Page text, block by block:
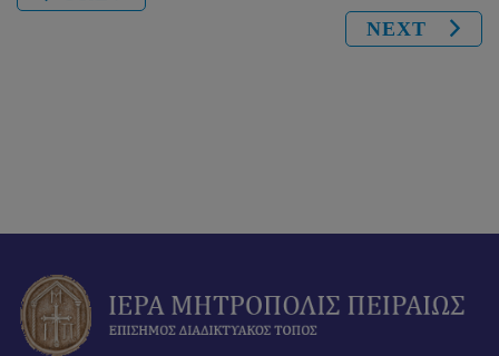
NEXT